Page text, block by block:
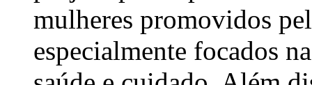
mulheres promovidos
especialmente focados